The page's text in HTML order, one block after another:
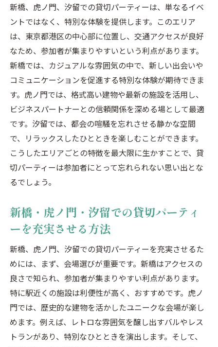
新橋、虎ノ門、汐留での貸切パーティーは、単なるイベ
ントではなく、特別な体験を提供します。このエリア
は、東京都港区の中心部に位置し、交通アクセスが良好
なため、参加者が集まりやすいという利点があります。
新橋では、カジュアルな雰囲気の中で、新しい出会いや
コミュニケーションを促進する特別な体験が期待できま
す。虎ノ門では、格式高い建物や最新の施設を活用し、
ビジネスパートナーとの信頼関係を深める場として最適
です。汐留では、都会の喧騒を忘れさせる静かな空間
で、リラックスしたひとときを楽しむことができます。
こうしたエリアごとの特徴を最大限に生かすことで、貸
切パーティーは参加者にとって忘れられない思い出とな
るでしょう。
新橋・虎ノ門・汐留での貸切パーティ
ーを充実させる方法
新橋、虎ノ門、汐留での貸切パーティーを充実させるた
めには、まず、会場選びが重要です。新橋はアクセスの
良さで知られ、参加者が集まりやすい利点があります。
特に駅近くの施設は利便性が高く、おすすめです。虎ノ
門では、歴史的な建物を活かしたユニークな会場が楽し
めます。例えば、レトロな雰囲気を醸し出すバルやレス
トランがあり、特別なひとときを演出します。そして、